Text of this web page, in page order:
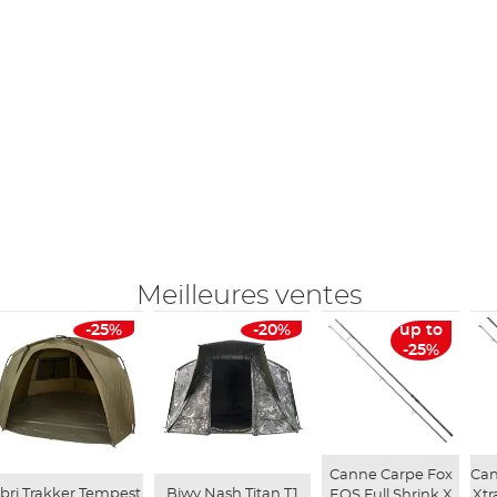
Meilleures ventes
-25% -20%
up to
-25%
Canne Carpe Fox